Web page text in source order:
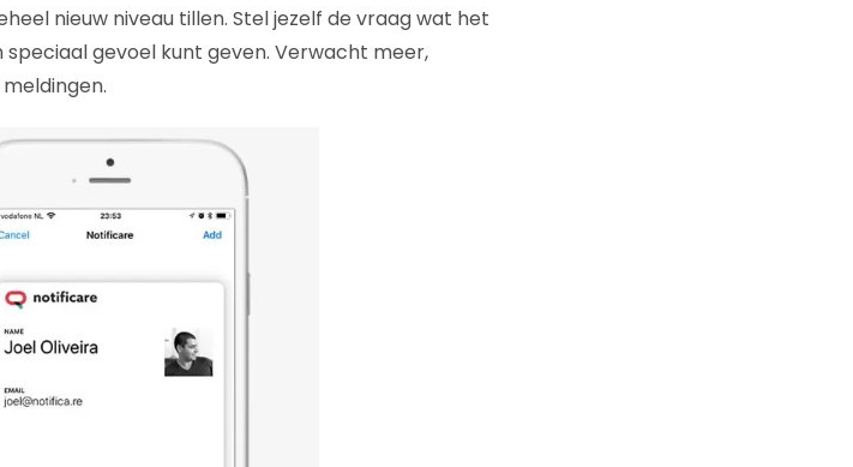
nieuw niveau tillen. Stel jezelf de vraag wat het
gevoel kunt geven. Verwacht meer,